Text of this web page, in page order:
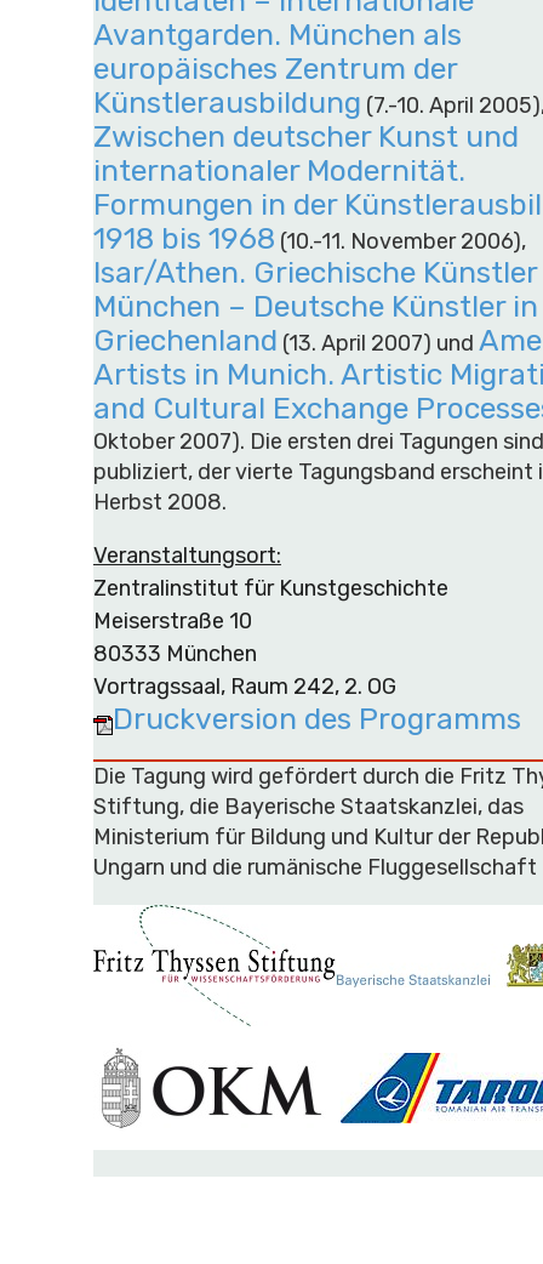
Avantgarden. München als
europäisches Zentrum der
Künstlerausbildung (7.-10. April
Zwischen deutscher Kunst und
internationaler Modernität.
Formungen in der
1918 bis 1968 (10.-11. November 2006),
Isar/Athen. Griechische
München – Deutsche Künstler in
Griechenland (13. April 2007) und
Artists in Munich. Artistic
and Cultural Exchange
Oktober 2007). Die ersten drei Tagungen
publiziert, der vierte Tagungsband erscheint
Herbst 2008.
Veranstaltungsort:
Zentralinstitut für Kunstgeschichte
Meiserstraße 10
80333 München
Vortragssaal, Raum 242, 2. OG
Druckversion des Programms
Die Tagung wird gefördert durch die Fritz
Stiftung, die Bayerische Staatskanzlei, das
Ministerium für Bildung und Kultur der
Ungarn und die rumänische Fluggesellschaft